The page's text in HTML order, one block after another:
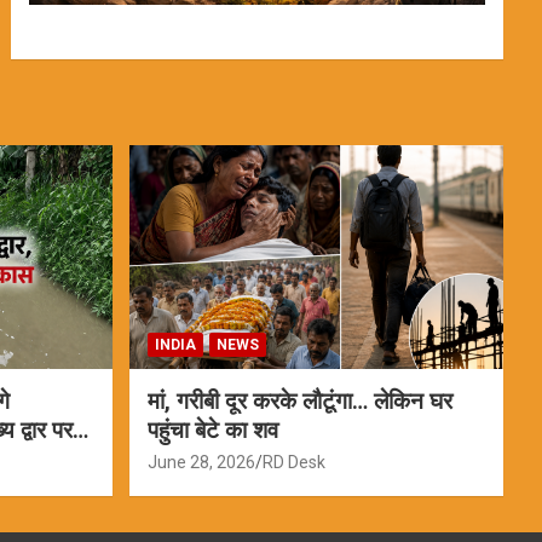
पर
INDIA NEWS
मां, गरीबी दूर करके लौटूंगा… लेकिन घर
पहुंचा बेटे का शव
June 28, 2026 RD Desk